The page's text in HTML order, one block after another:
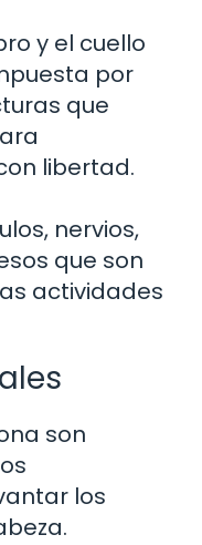
y el cuello
por
que
libertad.
nervios,
que son
actividades
son
los